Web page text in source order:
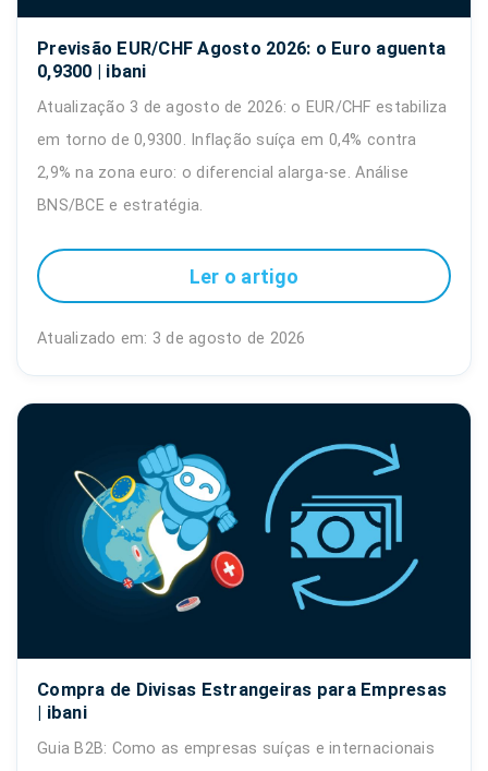
Previsão EUR/CHF Agosto 2026: o Euro aguenta
0,9300 | ibani
Atualização 3 de agosto de 2026: o EUR/CHF estabiliza
em torno de 0,9300. Inflação suíça em 0,4% contra
2,9% na zona euro: o diferencial alarga-se. Análise
BNS/BCE e estratégia.
Ler o artigo
Atualizado em: 3 de agosto de 2026
Compra de Divisas Estrangeiras para Empresas
| ibani
Guia B2B: Como as empresas suíças e internacionais